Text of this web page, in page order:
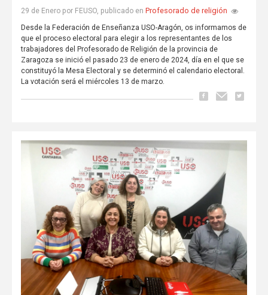
29 de Enero por FEUSO, publicado en Profesorado de religión
Desde la Federación de Enseñanza USO-Aragón, os informamos de
que el proceso electoral para elegir a los representantes de los
trabajadores del Profesorado de Religión de la provincia de
Zaragoza se inició el pasado 23 de enero de 2024, día en el que se
constituyó la Mesa Electoral y se determinó el calendario electoral.
La votación será el miércoles 13 de marzo.